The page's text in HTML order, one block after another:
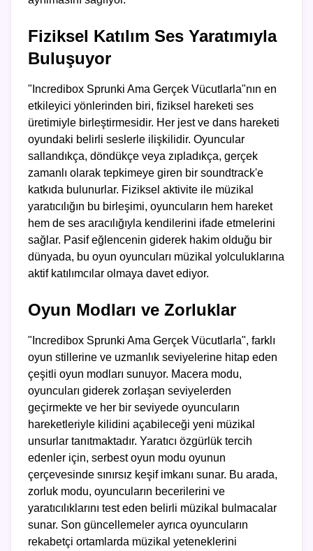
Fiziksel Katılım Ses Yaratımıyla
Buluşuyor
"Incredibox Sprunki Ama Gerçek Vücutlarla"nın en
etkileyici yönlerinden biri, fiziksel hareketi ses
üretimiyle birleştirmesidir. Her jest ve dans hareketi
oyundaki belirli seslerle ilişkilidir. Oyuncular
sallandıkça, döndükçe veya zıpladıkça, gerçek
zamanlı olarak tepkimeye giren bir soundtrack'e
katkıda bulunurlar. Fiziksel aktivite ile müzikal
yaratıcılığın bu birleşimi, oyuncuların hem hareket
hem de ses aracılığıyla kendilerini ifade etmelerini
sağlar. Pasif eğlencenin giderek hakim olduğu bir
dünyada, bu oyun oyuncuları müzikal yolculuklarına
aktif katılımcılar olmaya davet ediyor.
Oyun Modları ve Zorluklar
"Incredibox Sprunki Ama Gerçek Vücutlarla", farklı
oyun stillerine ve uzmanlık seviyelerine hitap eden
çeşitli oyun modları sunuyor. Macera modu,
oyuncuları giderek zorlaşan seviyelerden
geçirmekte ve her bir seviyede oyuncuların
hareketleriyle kilidini açabileceği yeni müzikal
unsurlar tanıtmaktadır. Yaratıcı özgürlük tercih
edenler için, serbest oyun modu oyunun
çerçevesinde sınırsız keşif imkanı sunar. Bu arada,
zorluk modu, oyuncuların becerilerini ve
yaratıcılıklarını test eden belirli müzikal bulmacalar
sunar. Son güncellemeler ayrıca oyuncuların
rekabetçi ortamlarda müzikal yeteneklerini